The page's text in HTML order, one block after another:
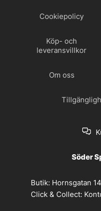
Cookiepolicy
Köp- och
leveransvillkor
Om oss
Söder
Butik: Hornsgatan
Click & Collect: